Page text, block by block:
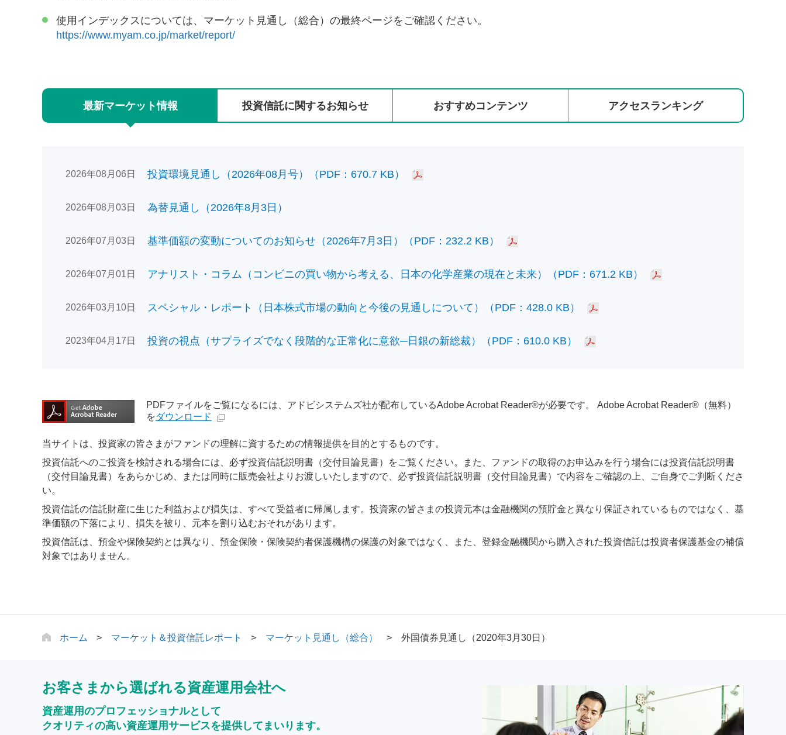
使用インデックスについては、マーケット見通し（総合）の最終ページをご確認ください。
https://www.myam.co.jp/market/report/
最新マーケット情報 投資信託に関するお知らせ おすすめコンテンツ アクセスランキング
2026年08月06日 投資環境見通し（2026年08月号）（PDF：670.7 KB）
2026年08月03日 為替見通し（2026年8月3日）
2026年07月03日 基準価額の変動についてのお知らせ（2026年7月3日）（PDF：232.2 KB）
2026年07月01日 アナリスト・コラム（コンビニの買い物から考える、日本の化学産業の現在と未来）（PDF：671.2 KB）
2026年03月10日 スペシャル・レポート（日本株式市場の動向と今後の見通しについて）（PDF：428.0 KB）
2023年04月17日 投資の視点（サプライズでなく段階的な正常化に意欲─日銀の新総裁）（PDF：610.0 KB）
PDFファイルをご覧になるには、アドビシステムズ社が配布しているAdobe Acrobat Reader®が必要です。 Adobe Acrobat Reader®（無料）
をダウンロード
当サイトは、投資家の皆さまがファンドの理解に資するための情報提供を目的とするものです。
投資信託へのご投資を検討される場合には、必ず投資信託説明書（交付目論見書）をご覧ください。また、ファンドの取得のお申込みを行う場合には投資信託説明書
（交付目論見書）をあらかじめ、または同時に販売会社よりお渡しいたしますので、必ず投資信託説明書（交付目論見書）で内容をご確認の上、ご自身でご判断くださ
い。
投資信託の信託財産に生じた利益および損失は、すべて受益者に帰属します。投資家の皆さまの投資元本は金融機関の預貯金と異なり保証されているものではなく、基
準価額の下落により、損失を被り、元本を割り込むおそれがあります。
投資信託は、預金や保険契約とは異なり、預金保険・保険契約者保護機構の保護の対象ではなく、また、登録金融機関から購入された投資信託は投資者保護基金の補償
対象ではありません。
ホーム マーケット＆投資信託レポート マーケット見通し（総合） 外国債券見通し（2020年3月30日）
お客さまから選ばれる資産運用会社へ
資産運用のプロフェッショナルとして
クオリティの高い資産運用サービスを提供してまいります。